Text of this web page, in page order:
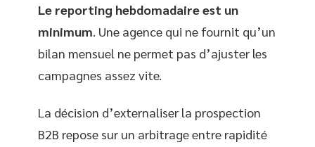
Le reporting hebdomadaire est un
minimum. Une agence qui ne fournit qu’un
bilan mensuel ne permet pas d’ajuster les
campagnes assez vite.
La décision d’externaliser la prospection
B2B repose sur un arbitrage entre rapidité